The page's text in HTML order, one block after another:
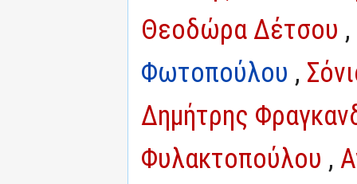
Θεοδώρα Δέτσου ,
Φωτοπούλου ,
Δημήτρης
Φυλακτοπούλου ,